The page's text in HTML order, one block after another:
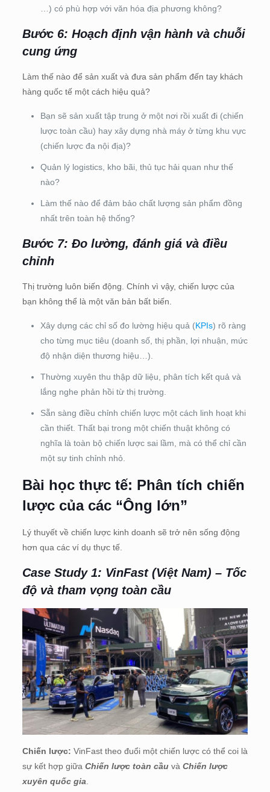
…) có phù hợp với văn hóa địa phương không?
Bước 6: Hoạch định vận hành và chuỗi
cung ứng
Làm thế nào để sản xuất và đưa sản phẩm đến tay khách
hàng quốc tế một cách hiệu quả?
Bạn sẽ sản xuất tập trung ở một nơi rồi xuất đi (chiến
lược toàn cầu) hay xây dựng nhà máy ở từng khu vực
(chiến lược đa nội địa)?
Quản lý logistics, kho bãi, thủ tục hải quan như thế
nào?
Làm thế nào để đảm bảo chất lượng sản phẩm đồng
nhất trên toàn hệ thống?
Bước 7: Đo lường, đánh giá và điều
chỉnh
Thị trường luôn biến động. Chính vì vậy, chiến lược của
bạn không thể là một văn bản bất biến.
Xây dựng các chỉ số đo lường hiệu quả (KPIs) rõ ràng
cho từng mục tiêu (doanh số, thị phần, lợi nhuận, mức
độ nhận diện thương hiệu…).
Thường xuyên thu thập dữ liệu, phân tích kết quả và
lắng nghe phản hồi từ thị trường.
Sẵn sàng điều chỉnh chiến lược một cách linh hoạt khi
cần thiết. Thất bại trong một chiến thuật không có
nghĩa là toàn bộ chiến lược sai lầm, mà có thể chỉ cần
một sự tinh chỉnh nhỏ.
Bài học thực tế: Phân tích chiến
lược của các “Ông lớn”
Lý thuyết về chiến lược kinh doanh sẽ trở nên sống động
hơn qua các ví dụ thực tế.
Case Study 1: VinFast (Việt Nam) – Tốc
độ và tham vọng toàn cầu
Chiến lược: VinFast theo đuổi một chiến lược có thể coi là
sự kết hợp giữa Chiến lược toàn cầuvà Chiến lược
xuyên quốc gia